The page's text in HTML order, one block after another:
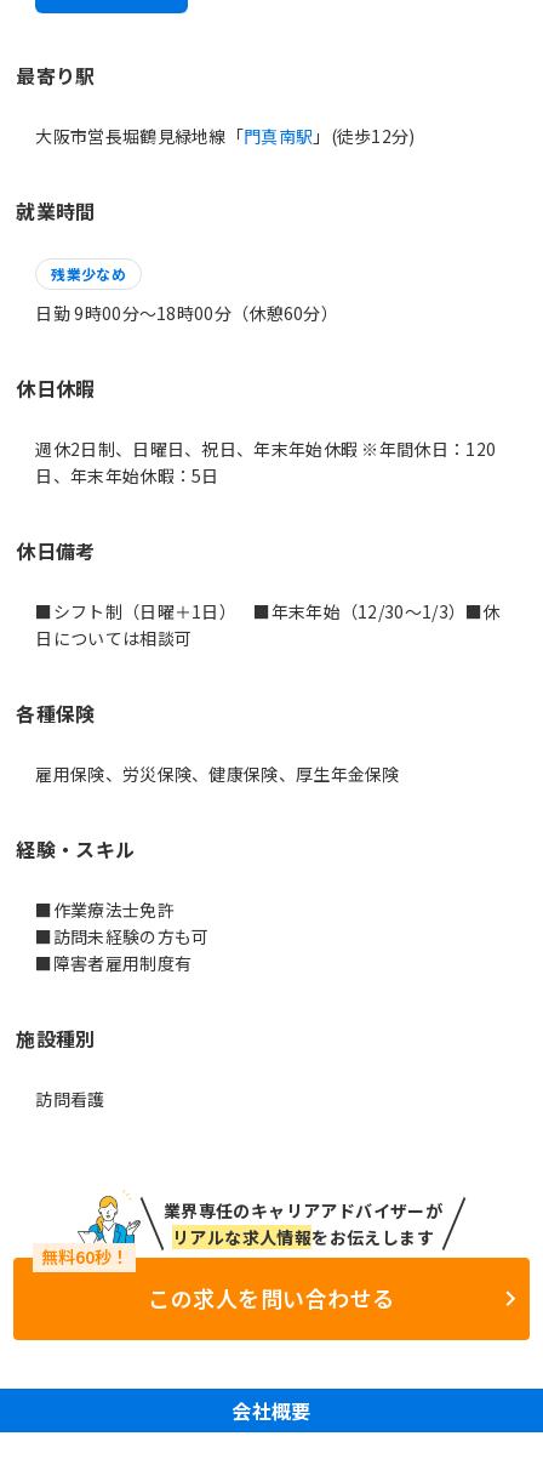
最寄り駅
大阪市営長堀鶴見緑地線「門真南駅 」(徒歩12分)
就業時間
残業少なめ
日勤 9時00分〜18時00分（休憩60分）
休日休暇
週休2日制、日曜日、祝日、年末年始休暇 ※年間休日：120
日、年末年始休暇：5日
休日備考
■シフト制（日曜＋1日） ■年末年始（12/30～1/3）■休
日については相談可
各種保険
雇用保険、労災保険、健康保険、厚生年金保険
経験・スキル
■作業療法士免許
■訪問未経験の方も可
■障害者雇用制度有
施設種別
訪問看護
業界専任のキャリアアドバイザーが
リアルな求人情報をお伝えします
この求人を問い合わせる
会社概要